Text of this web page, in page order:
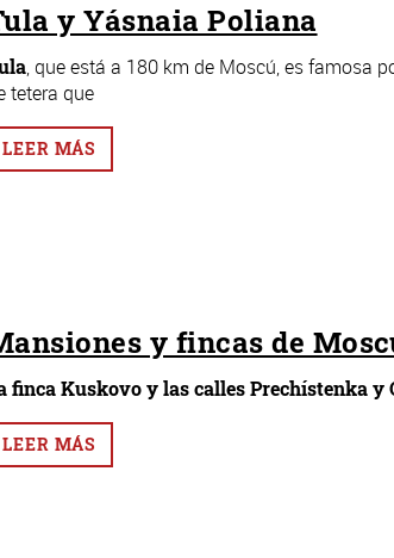
y Yásnaia Poliana
, que está a 180 km de Moscú, es famosa
tetera que
LEER MÁS
y fincas de
finca Kuskovo y las calles Prechístenka y
LEER MÁS